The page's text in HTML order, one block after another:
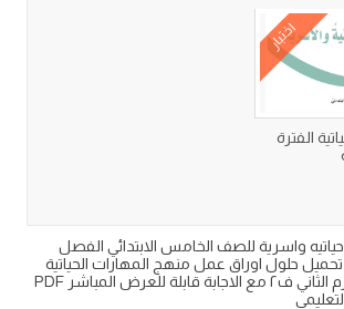
اختبار
الفترة
واسرية للصف الخامس الابتدائي الفصل
الدراسي الثاني 1447 تحميل حلول اوراق عمل منهج المهارات الحياتية
والاسرية خامس الترم الثاني ف٢ مع الاجابة قابلة للعرض المباشر PDF